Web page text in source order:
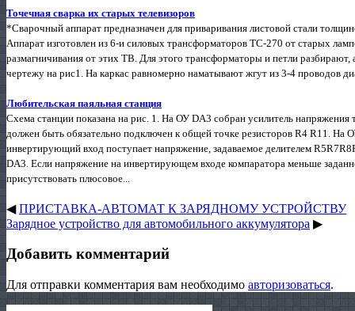
Точечная сварка их старых телевизоров
*Сварочный аппарат предназначен для приваривания листовой стали
Аппарат изготовлен из 6-и силовых трансформаторов ТС-270 от старых
размагничивания от этих ТВ. Для этого трансформаторы и петли
чертежу на рис1. На каркас равномерно наматывают жгут из 3-4 проводов
Любительская паяльная станция
Схема станции показана на рис. 1. На ОУ DA3 собран усилитель
должен быть обязательно подключен к общей точке резисторов R4 R11. На
инвертирующий вход поступает напряжение, задаваемое делителем
DA3. Если напряжение на инвертирующем входе компаратора меньше
присутствовать плюсовое...
◀ПРИСТАВКА-АВТОМАТ К ЗАРЯДНОМУ УСТРОЙСТВУ
Зарядное устройство для автомобильного аккумулятора ▶
Добавить комментарий
Для отправки комментария вам необходимо авторизоваться.